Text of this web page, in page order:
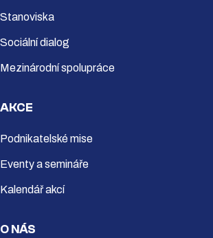
Stanoviska
Sociální dialog
Mezinárodní spolupráce
AKCE
Podnikatelské mise
Eventy a semináře
Kalendář akcí
O NÁS